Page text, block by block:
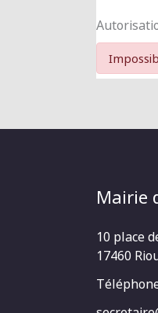
Mairie
10 place
17460